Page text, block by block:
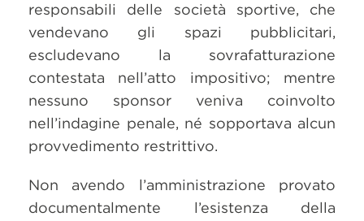
responsabili delle società sportive, che
vendevano gli spazi pubblicitari,
escludevano la sovrafatturazione
contestata nell’atto impositivo; mentre
nessuno sponsor veniva coinvolto
nell’indagine penale, né sopportava alcun
provvedimento restrittivo.
Non avendo l’amministrazione provato
documentalmente l’esistenza della